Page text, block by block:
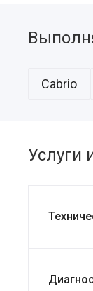
Cabrio
Услуги